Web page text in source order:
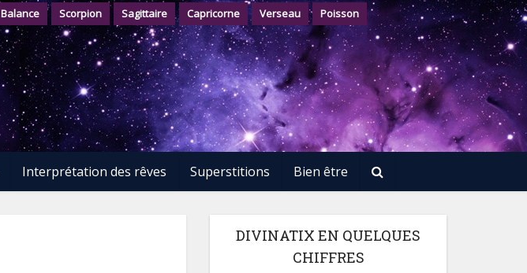
Balance Scorpion Sagittaire Capricorne Verseau Poisson
Interprétation des rêves Superstitions Bien être
DIVINATIX EN QUELQUES
CHIFFRES